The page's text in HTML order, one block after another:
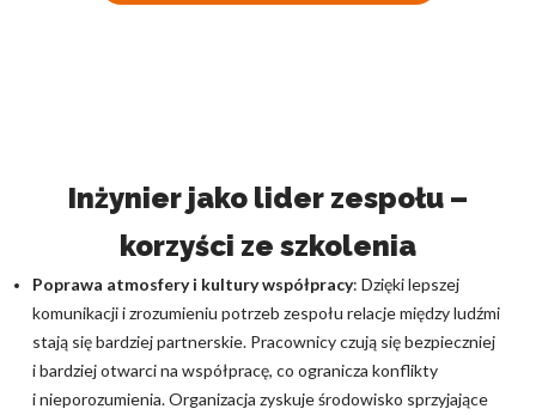
Inżynier jako lider zespołu –
korzyści ze szkolenia
Poprawa atmosfery i kultury współpracy: Dzięki lepszej
komunikacji i zrozumieniu potrzeb zespołu relacje między ludźmi
stają się bardziej partnerskie. Pracownicy czują się bezpieczniej
i bardziej otwarci na współpracę, co ogranicza konflikty
i nieporozumienia. Organizacja zyskuje środowisko sprzyjające